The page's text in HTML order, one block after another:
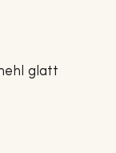
glatt